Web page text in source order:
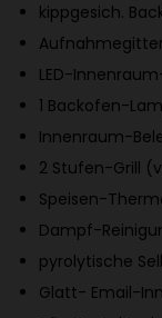
k
kippgesich.
LED-
1 Backofen-
Innenraum-
2 Stufen-Grill
Speisen-
Dampf-
pyrolytische
Glatt- Email-